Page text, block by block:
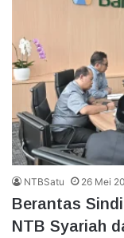
NTBSatu 26 Mei
Berantas
NTB Syariah